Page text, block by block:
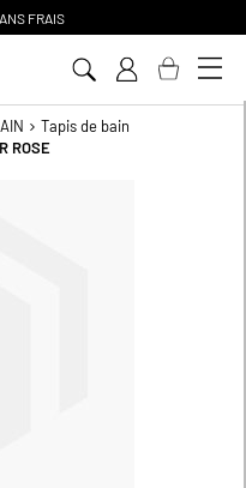
FRAIS
Tapis de bain
ROSE